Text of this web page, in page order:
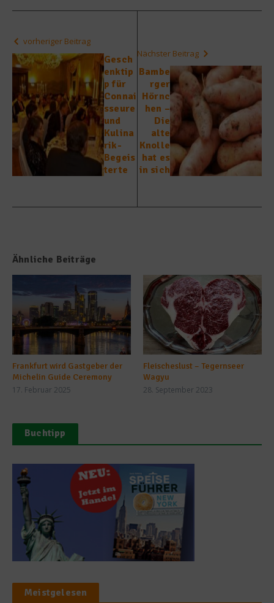
vorheriger Beitrag
Gesch
enktip
p für
Connai
sseure
und
Kulina
rik-
Begeis
terte
Nächster Beitrag
Bambe
rger
Hörnc
hen –
Die
alte
Knolle
hat es
in sich
Ähnliche Beiträge
Frankfurt wird Gastgeber der
Michelin Guide Ceremony
17. Februar 2025
Fleischeslust – Tegernseer
Wagyu
28. September 2023
Buchtipp
Meistgelesen